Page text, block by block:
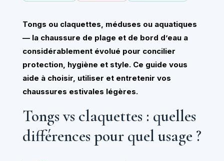
Tongs ou claquettes, méduses ou aquatiques
— la chaussure de plage et de bord d’eau a
considérablement évolué pour concilier
protection, hygiène et style. Ce guide vous
aide à choisir, utiliser et entretenir vos
chaussures estivales légères.
Tongs vs claquettes : quelles
différences pour quel usage ?